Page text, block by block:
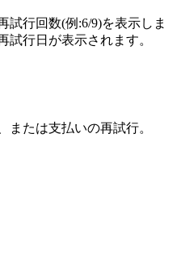
試行回数(例:6/9)を表示しま
試行日が表示されます。
または支払いの再試行。